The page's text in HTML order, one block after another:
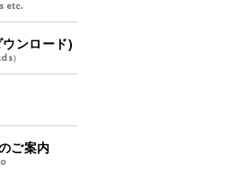
etc.
ンロード)
）
ご案内